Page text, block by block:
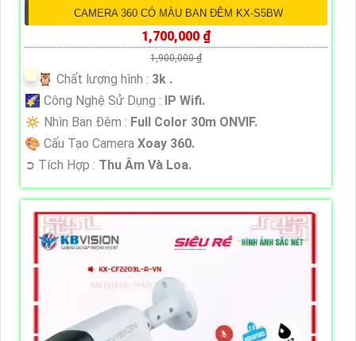
CAMERA 360 CÓ MÀU BAN ĐÊM KX-S5BW
1,700,000 ₫
1,900,000 ₫
🦉 Chất lượng hình : 3k .
🌠 Công Nghệ Sử Dụng : IP Wifi.
🔅 Nhìn Ban Đêm : Full Color 30m ONVIF.
🎨 Cấu Tạo Camera Xoay 360.
️➲ Tích Hợp : Thu Âm Và Loa.